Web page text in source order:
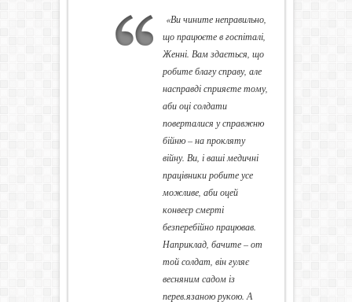
«Ви чините неправильно,
що працюєте в госпіталі,
Женні. Вам здається, що
робите благу справу, але
насправді сприяєте тому,
аби оці солдати
поверталися у справжню
бійню – на прокляту
війну. Ви, і ваші медичні
працівники робите усе
можливе, аби оцей
конвеєр смерті
безперебійно працював.
Наприклад, бачите – от
той солдат, він гуляє
весняним садом із
перев.язаною рукою. А